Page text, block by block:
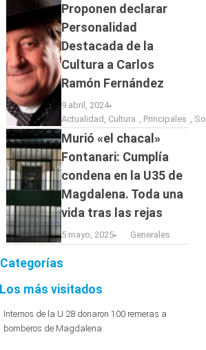
Proponen declarar
Personalidad
Destacada de la
Cultura a Carlos
Ramón Fernández
9 abril, 2024
Actualidad , Cultura , Principales ,
Murió «el chacal»
Fontanari: Cumplía
condena en la U35 de
Magdalena. Toda una
vida tras las rejas
5 mayo, 2025 Generales
Categorías
Los más visitados
Internos de la U 28 donaron 100 remeras a
bomberos de Magdalena